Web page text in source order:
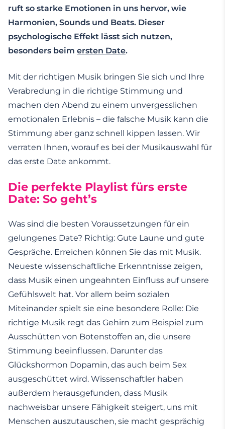
ruft so starke Emotionen in uns hervor, wie
Harmonien, Sounds und Beats. Dieser
psychologische Effekt lässt sich nutzen,
besonders beim ersten Date.
Mit der richtigen Musik bringen Sie sich und Ihre
Verabredung in die richtige Stimmung und
machen den Abend zu einem unvergesslichen
emotionalen Erlebnis – die falsche Musik kann die
Stimmung aber ganz schnell kippen lassen. Wir
verraten Ihnen, worauf es bei der Musikauswahl für
das erste Date ankommt.
Die perfekte Playlist fürs erste
Date: So geht’s
Was sind die besten Voraussetzungen für ein
gelungenes Date? Richtig: Gute Laune und gute
Gespräche. Erreichen können Sie das mit Musik.
Neueste wissenschaftliche Erkenntnisse zeigen,
dass Musik einen ungeahnten Einfluss auf unsere
Gefühlswelt hat. Vor allem beim sozialen
Miteinander spielt sie eine besondere Rolle: Die
richtige Musik regt das Gehirn zum Beispiel zum
Ausschütten von Botenstoffen an, die unsere
Stimmung beeinflussen. Darunter das
Glückshormon Dopamin, das auch beim Sex
ausgeschüttet wird. Wissenschaftler haben
außerdem herausgefunden, dass Musik
nachweisbar unsere Fähigkeit steigert, uns mit
Menschen auszutauschen, sie macht gesprächig